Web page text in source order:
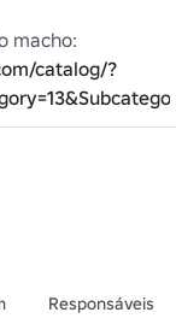
catalog/?
Responsáveis